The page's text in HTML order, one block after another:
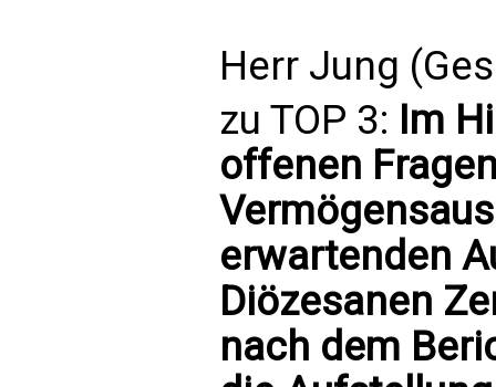
Herr Jung
zu TOP 3: Im
offenen
erwartenden
Diözesanen
nach dem